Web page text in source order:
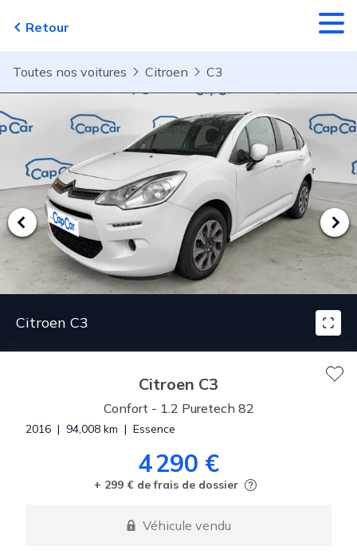
Retour
Toutes nos voitures Citroen C3
Citroen C3
Citroen C3
Confort - 1.2 Puretech 82
2016 | 94,008 km | Essence
4 290 €
+ 299 € de frais de dossier
Véhicule vendu